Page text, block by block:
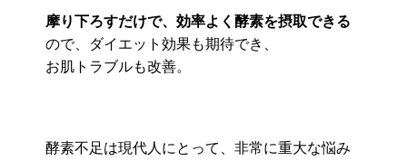
摩り下ろすだけで、効率よく酵素を摂取できる
ので、ダイエット効果も期待でき、
お肌トラブルも改善。
酵素不足は現代人にとって、非常に重大な悩み